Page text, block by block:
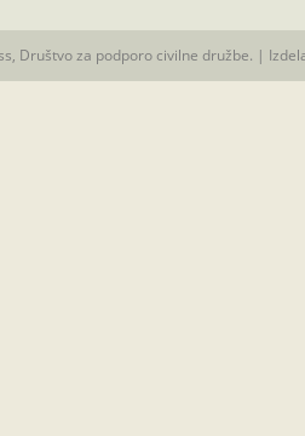
Društvo za podporo civilne družbe. |